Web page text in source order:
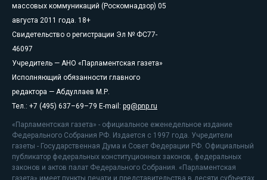
массовых коммуникаций (Роскомнадзор) 05
августа 2011 года. 18+
Свидетельство о регистрации Эл № ФС77-
46097
Учредитель — АНО «Парламентская газета»
Исполняющий обязанности главного
редактора — Абдуллаев М.Р.
Тел.: +7 (495) 637–69–79 E-mail: pg@pnp.ru
«Парламентская газета» - официальное еженедельное издание
Федерального Собрания РФ. Издается с 1997 года. Учредители
газеты - Государственная Дума и Совет Федерации РФ. Официальный
публикатор федеральных конституционных законов, федеральных
законов и актов палат Федерального Собрания. «Парламентская